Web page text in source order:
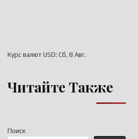
Поиск
Курс валют USD: Сб, 8 Авг.
Читайте Также